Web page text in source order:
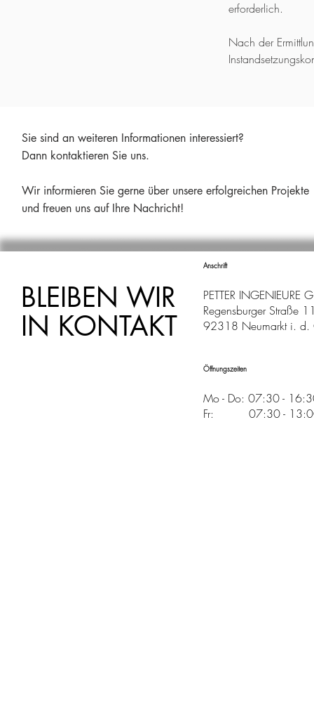
erforderlich.
Nach der
Sie sind an weiteren Informationen interessiert?
Dann kontaktieren Sie uns.
Wir informieren Sie gerne über unsere erfolgreichen Projekte
und freuen uns auf Ihre Nachricht!
BLEIBEN WIR
IN KONTAKT
Anschrift
PETTER INGENIEURE
Regensburger Straße
92318 Neumarkt i. d.
Öffnungszeiten
Mo - Do: 07:30 -
Fr: 07:30 -